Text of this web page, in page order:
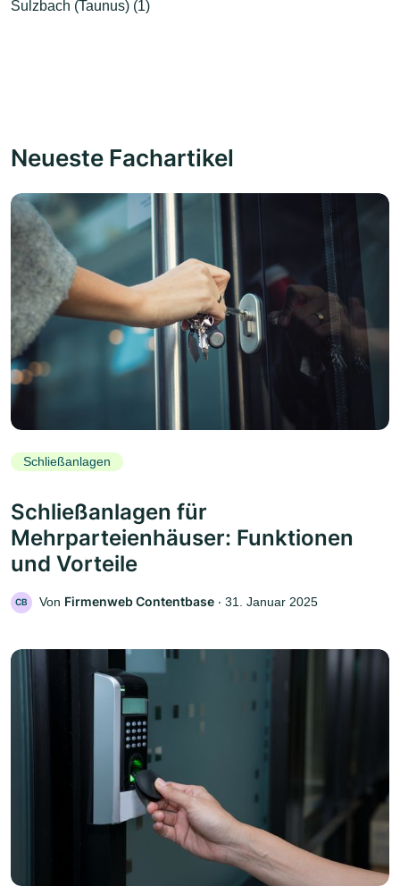
Sulzbach (Taunus) (1)
Neueste Fachartikel
Schließanlagen
Schließanlagen für
Mehrparteienhäuser: Funktionen
und Vorteile
CB Von Firmenweb Contentbase ‧ 31. Januar 2025